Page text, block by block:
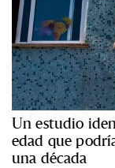
Un estudio
edad que
una década